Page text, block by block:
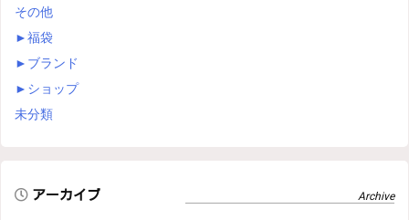
その他
► 福袋
► ブランド
► ショップ
未分類
アーカイブ